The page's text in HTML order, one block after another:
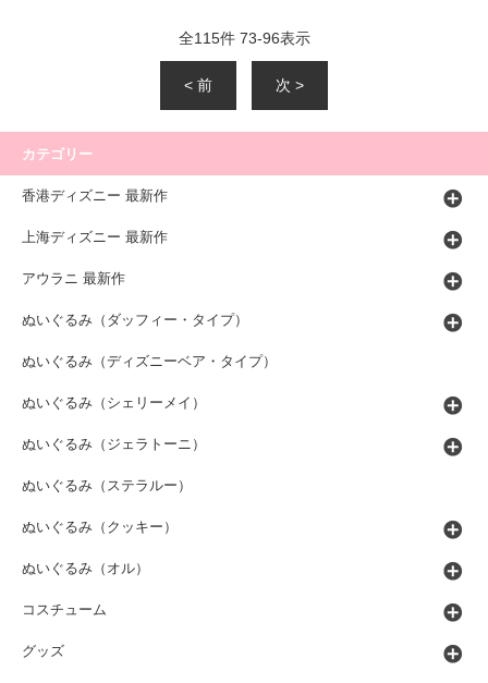
全115件 73-96表示
< 前 次 >
カテゴリー
香港ディズニー 最新作
上海ディズニー 最新作
アウラニ 最新作
ぬいぐるみ（ダッフィー・タイプ）
ぬいぐるみ（ディズニーベア・タイプ）
ぬいぐるみ（シェリーメイ）
ぬいぐるみ（ジェラトーニ）
ぬいぐるみ（ステラルー）
ぬいぐるみ（クッキー）
ぬいぐるみ（オル）
コスチューム
グッズ